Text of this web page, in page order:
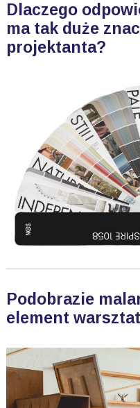
Dlaczego
ma tak duże
projektanta?
Podobrazie
element